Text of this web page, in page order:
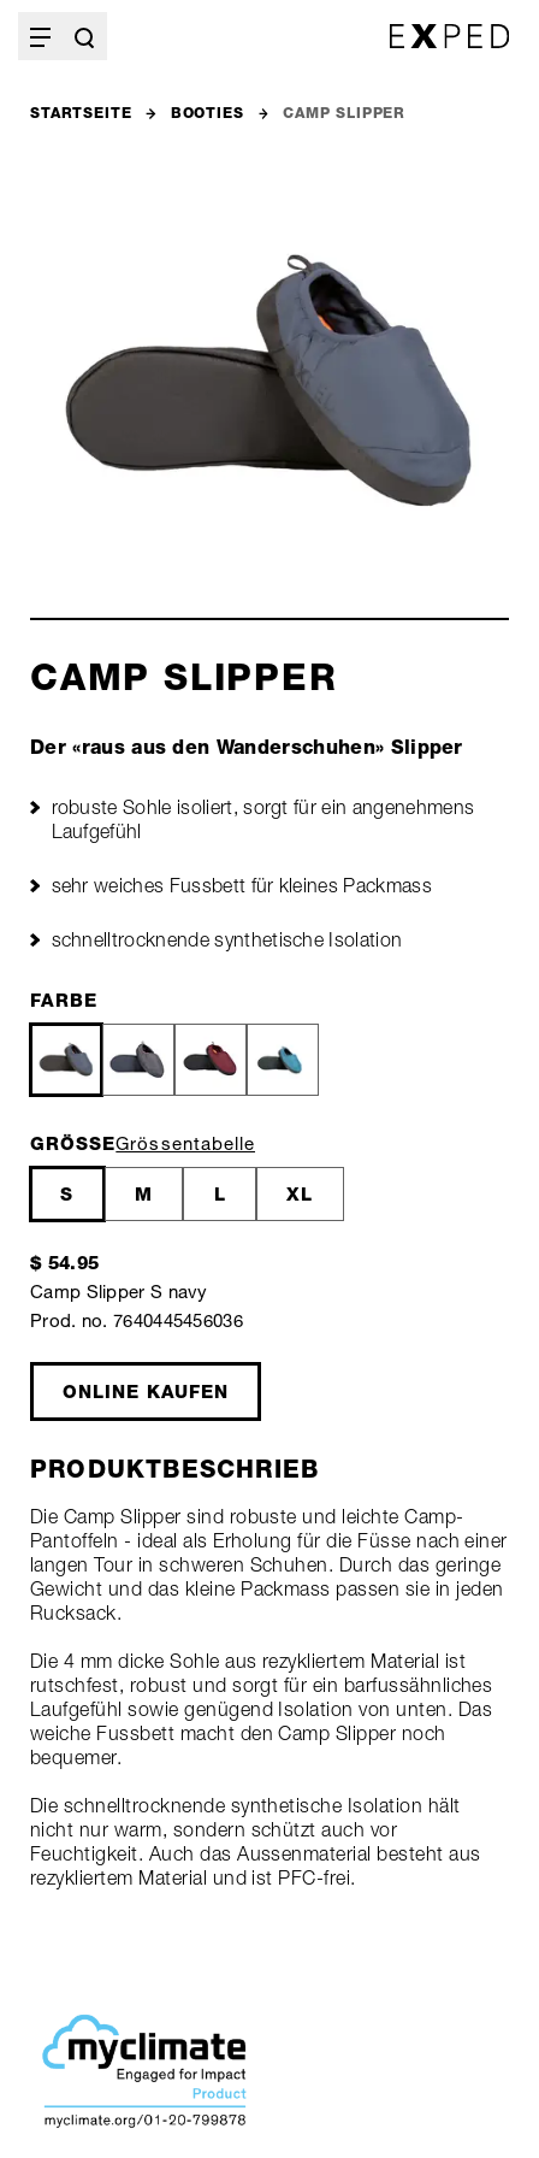
STARTSEITE BOOTIES CAMP SLIPPER
CAMP SLIPPER
Der «raus aus den Wanderschuhen» Slipper
robuste Sohle isoliert, sorgt für ein angenehmens
Laufgefühl
sehr weiches Fussbett für kleines Packmass
schnelltrocknende synthetische Isolation
FARBE
GRÖSSEGrössentabelle
S M L XL
$ 54.95
Camp Slipper S navy
Prod. no. 7640445456036
ONLINE KAUFEN
PRODUKTBESCHRIEB
Die Camp Slipper sind robuste und leichte Camp-
Pantoffeln - ideal als Erholung für die Füsse nach einer
langen Tour in schweren Schuhen. Durch das geringe
Gewicht und das kleine Packmass passen sie in jeden
Rucksack.
Die 4 mm dicke Sohle aus rezykliertem Material ist
rutschfest, robust und sorgt für ein barfussähnliches
Laufgefühl sowie genügend Isolation von unten. Das
weiche Fussbett macht den Camp Slipper noch
bequemer.
Die schnelltrocknende synthetische Isolation hält
nicht nur warm, sondern schützt auch vor
Feuchtigkeit. Auch das Aussenmaterial besteht aus
rezykliertem Material und ist PFC-frei.